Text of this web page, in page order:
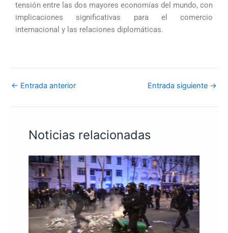
tensión entre las dos mayores economías del mundo, con
implicaciones significativas para el comercio
internacional y las relaciones diplomáticas.
← Entrada anterior Entrada siguiente →
Noticias relacionadas